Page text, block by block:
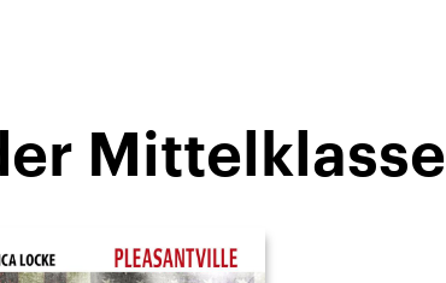
Mittelklasse